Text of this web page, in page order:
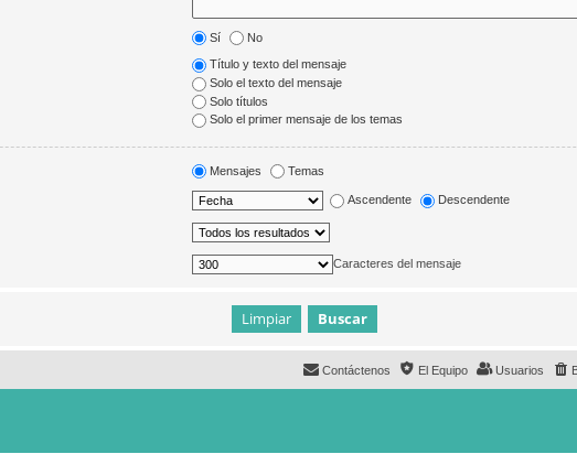
Sí No
Título y texto del mensaje
Solo el texto del mensaje
Solo títulos
Solo el primer mensaje de los temas
Mensajes Temas
Ascendente Descendente
Caracteres del mensaje
Usuarios
El Equipo
Contáctenos